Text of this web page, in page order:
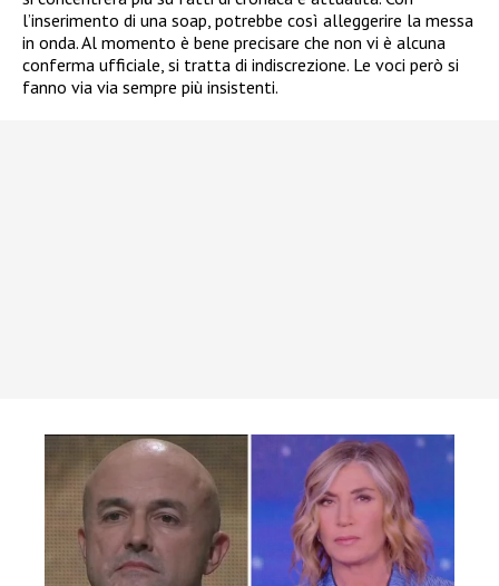
l’inserimento di una soap, potrebbe così alleggerire la messa
in onda. Al momento è bene precisare che non vi è alcuna
conferma ufficiale, si tratta di indiscrezione. Le voci però si
fanno via via sempre più insistenti.